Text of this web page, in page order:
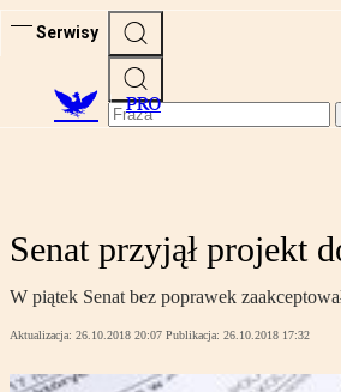
Serwisy
PRO
Senat przyjął projekt
W piątek Senat bez poprawek
Aktualizacja: 26.10.2018 20:07 Publikacja: 26.10.2018 17:32